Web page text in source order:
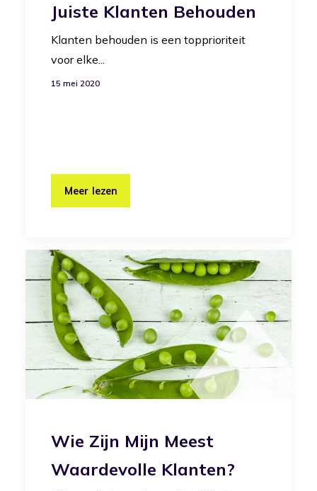
Juiste Klanten Behouden
Klanten behouden is een topprioriteit
voor elke...
15 mei 2020
Meer lezen
Wie Zijn Mijn Meest
Waardevolle Klanten?